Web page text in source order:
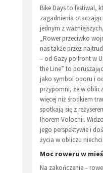
Bike Days to festiwal,
zagadnienia
jednym z
„Rower przeciwko
nas także przez
– od Gazy po front w
the Line” to
jako symbol oporu i
przypomni, że w
więcej niż środkiem
spotkają się z
Ihorem Volochii.
jego perspektywie i
życia w obliczu
Moc roweru w
Na zakończenie –